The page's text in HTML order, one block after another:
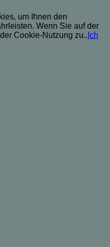
um Ihnen den
Wenn Sie auf der
Cookie-Nutzung zu.. Ich